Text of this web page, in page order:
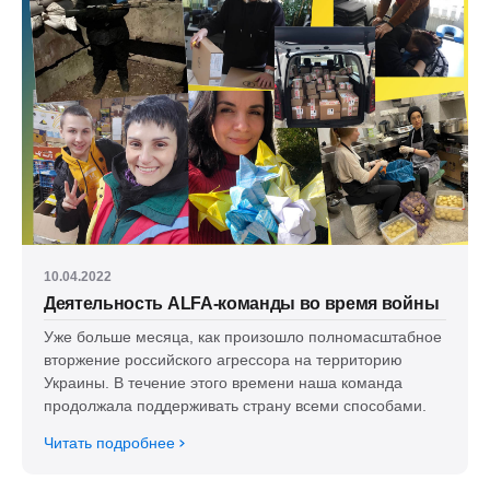
10.04.2022
Деятельность ALFA-команды во время войны
Уже больше месяца, как произошло полномасштабное
вторжение российского агрессора на территорию
Украины. В течение этого времени наша команда
продолжала поддерживать страну всеми способами.
Читать подробнее